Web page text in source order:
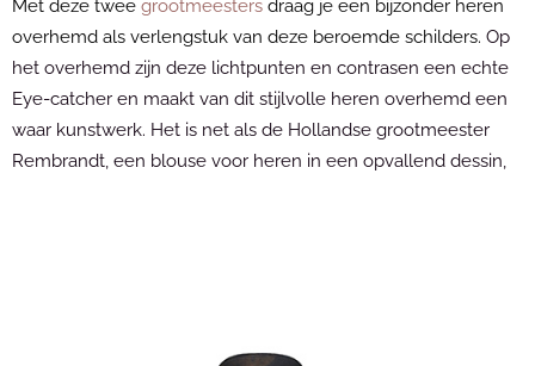
Met deze twee grootmeesters draag je een bijzonder heren
overhemd als verlengstuk van deze beroemde schilders. Op
het overhemd zijn deze lichtpunten en contrasen een echte
Eye-catcher en maakt van dit stijlvolle heren overhemd een
waar kunstwerk. Het is net als de Hollandse grootmeester
Rembrandt, een blouse voor heren in een opvallend dessin,